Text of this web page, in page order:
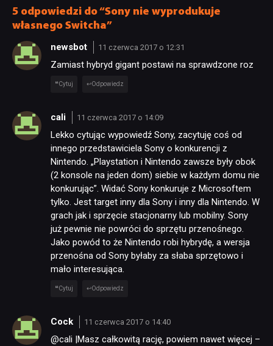
5 odpowiedzi do “Sony nie wyprodukuje
własnego Switcha”
newsbot 11 czerwca 2017 o 12:31
Zamiast hybryd gigant postawi na sprawdzone roz
Cytuj Odpowiedz
cali 11 czerwca 2017 o 14:09
Lekko cytując wypowiedź Sony, zacytuję coś od
innego przedstawiciela Sony o konkurencji z
Nintendo. „Playstation i Nintendo zawsze były obok
(2 konsole na jeden dom) siebie w każdym domu nie
konkurując”. Widać Sony konkuruje z Microsoftem
tylko. Jest target inny dla Sony i inny dla Nintendo. W
grach jak i sprzęcie stacjonarny lub mobilny. Sony
już pewnie nie powróci do sprzętu przenośnego.
Jako powód to że Nintendo robi hybrydę, a wersja
przenośna od Sony byłaby za słaba sprzętowo i
mało interesująca.
Cytuj Odpowiedz
Cock 11 czerwca 2017 o 14:40
@cali |Masz całkowitą rację, powiem nawet więcej –